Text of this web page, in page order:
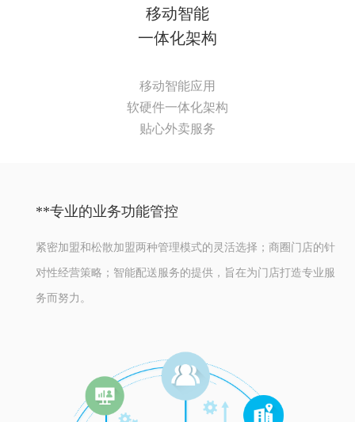
移动智能
一体化架构
移动智能应用
软硬件一体化架构
贴心外卖服务
**专业的业务功能管控
紧密加盟和松散加盟两种管理模式的灵活选择；商圈门店的针
对性经营策略；智能配送服务的提供，旨在为门店打造专业服
务而努力。